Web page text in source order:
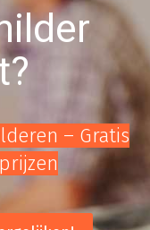
– Gratis